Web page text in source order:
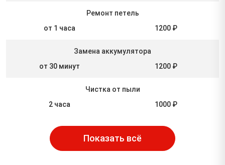
Ремонт петель
от 1 часа
1200 ₽
Замена аккумулятора
от 30 минут
1200 ₽
Чистка от пыли
2 часа
1000 ₽
Показать всё